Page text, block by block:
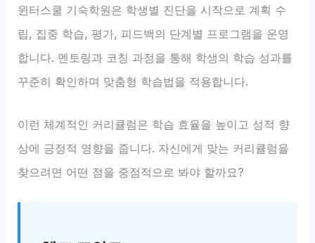
윈터스쿨 기숙학원은 학생별 진단을 시작으로 계획 수
립, 집중 학습, 평가, 피드백의 단계별 프로그램을 운영
합니다. 멘토링과 코칭 과정을 통해 학생의 학습 성과를
꾸준히 확인하며 맞춤형 학습법을 적용합니다.
이런 체계적인 커리큘럼은 학습 효율을 높이고 성적 향
상에 긍정적 영향을 줍니다. 자신에게 맞는 커리큘럼을
찾으려면 어떤 점을 중점적으로 봐야 할까요?